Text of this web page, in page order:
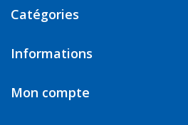
Catégories
Informations
Mon compte